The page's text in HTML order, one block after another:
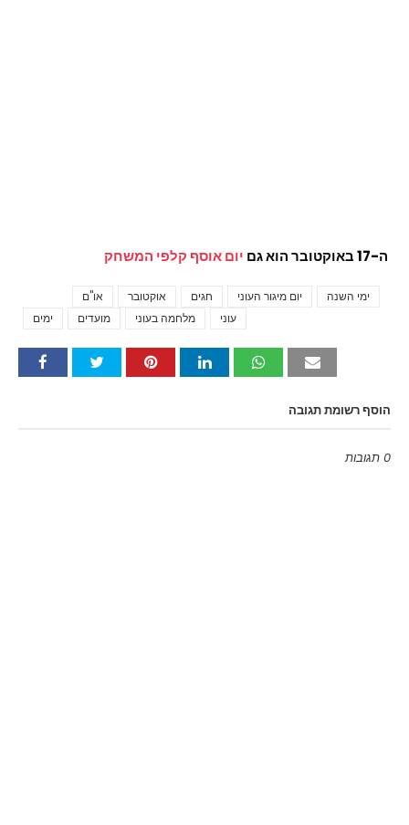
ה-17 באוקטובר הוא גם יום אוסף קלפי המשחק
או"ם אוקטובר חגים יום מיגור העוני
ימי השנה
ימים
מועדים מלחמה בעוני עוני
הוסף רשומת תגובה
0 תגובות